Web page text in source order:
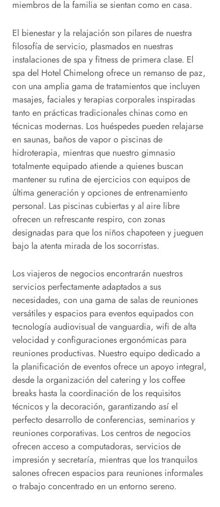
miembros de la familia se sientan como en casa.
El bienestar y la relajación son pilares de nuestra
filosofía de servicio, plasmados en nuestras
instalaciones de spa y fitness de primera clase. El
spa del Hotel Chimelong ofrece un remanso de paz,
con una amplia gama de tratamientos que incluyen
masajes, faciales y terapias corporales inspiradas
tanto en prácticas tradicionales chinas como en
técnicas modernas. Los huéspedes pueden relajarse
en saunas, baños de vapor o piscinas de
hidroterapia, mientras que nuestro gimnasio
totalmente equipado atiende a quienes buscan
mantener su rutina de ejercicios con equipos de
última generación y opciones de entrenamiento
personal. Las piscinas cubiertas y al aire libre
ofrecen un refrescante respiro, con zonas
designadas para que los niños chapoteen y jueguen
bajo la atenta mirada de los socorristas.
Los viajeros de negocios encontrarán nuestros
servicios perfectamente adaptados a sus
necesidades, con una gama de salas de reuniones
versátiles y espacios para eventos equipados con
tecnología audiovisual de vanguardia, wifi de alta
velocidad y configuraciones ergonómicas para
reuniones productivas. Nuestro equipo dedicado a
la planificación de eventos ofrece un apoyo integral,
desde la organización del catering y los coffee
breaks hasta la coordinación de los requisitos
técnicos y la decoración, garantizando así el
perfecto desarrollo de conferencias, seminarios y
reuniones corporativas. Los centros de negocios
ofrecen acceso a computadoras, servicios de
impresión y secretaría, mientras que los tranquilos
salones ofrecen espacios para reuniones informales
o trabajo concentrado en un entorno sereno.